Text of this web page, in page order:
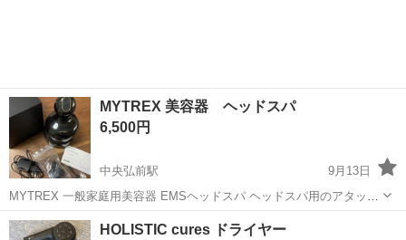
MYTREX 美容器 ヘッドスパ
6,500円
中央弘前駅
9月13日
MYTREX 一般家庭用美容器 EMSヘッドスパ ヘッドスパ用のアタッチ
メントは 使用していましたが顔用は未使用です。 本体水垢ありますが
動作に不具合なく、 しっかりと使用できます。 説明書、未使用ブラ
青森 弘前市 美容家電
HOLISTIC cures ドライヤー